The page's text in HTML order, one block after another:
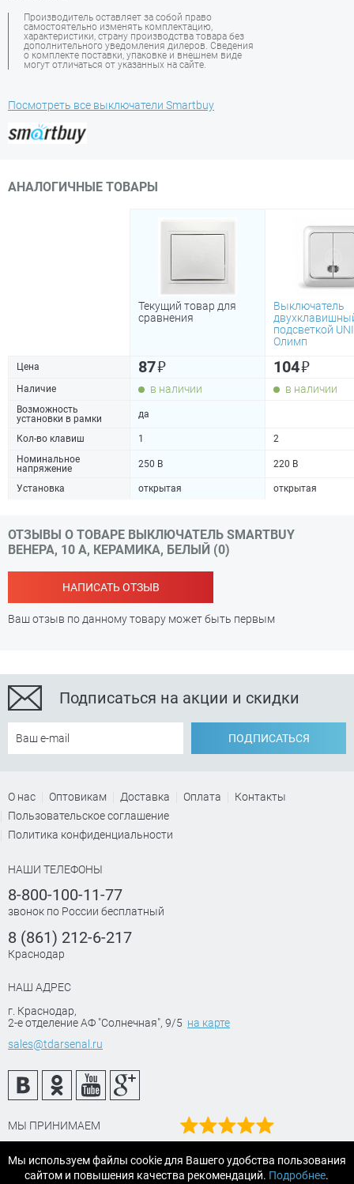
Производитель оставляет за собой право
самостоятельно изменять комплектацию,
характеристики, страну производства товара без
дополнительного уведомления дилеров. Сведения
о комплекте поставки, упаковке и внешнем виде
могут отличаться от указанных на сайте.
Посмотреть все выключатели Smartbuy
АНАЛОГИЧНЫЕ ТОВАРЫ
Текущий товар для
сравнения
Выключатель
подсветкой
Олимп
Цена 87₽ 104₽
Наличие в наличии в наличии
Возможность
установки в рамки
да
Кол-во клавиш 1
2
Номинальное
напряжение
250 В 220 В
Установка открытая открытая
ОТЗЫВЫ О ТОВАРЕ ВЫКЛЮЧАТЕЛЬ SMARTBUY
ВЕНЕРА, 10 А, КЕРАМИКА, БЕЛЫЙ (0)
НАПИСАТЬ ОТЗЫВ
Ваш отзыв по данному товару может быть первым
Подписаться на акции и скидки
ПОДПИСАТЬСЯ
О нас Оптовикам Доставка Оплата
Контакты
Пользовательское соглашение
Политика конфиденциальности
НАШИ ТЕЛЕФОНЫ
8-800-100-11-77
звонок по России бесплатный
8 (861) 212-6-217
Краснодар
НАШ АДРЕС
г. Краснодар,
2-е отделение АФ "Солнечная", 9/5 на карте
sales@tdarsenal.ru
МЫ ПРИНИМАЕМ
на Яндекс маркет
Читайте отзывы
Мы используем файлы cookie для Вашего удобства пользования
сайтом и повышения качества рекомендаций. Подробнее.